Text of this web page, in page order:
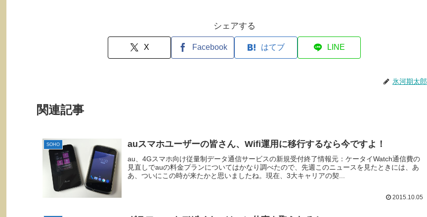
シェアする
X Facebook はてブ LINE
氷河期太郎
関連記事
SOHO auスマホユーザーの皆さん、Wifi運用に移行するなら今ですよ！
au、4Gスマホ向け従量制データ通信サービスの新規受付終了情報元：ケータイWatch通信費の
見直しでauの料金プランについてはかなり調べたので、先週このニュースを見たときには、あ
あ、ついにこの時が来たかと思いましたね。現在、3大キャリアの契...
2015.10.05